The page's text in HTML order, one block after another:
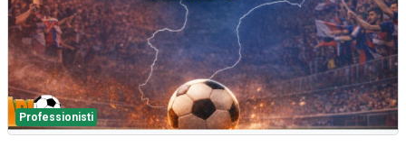
Professionisti